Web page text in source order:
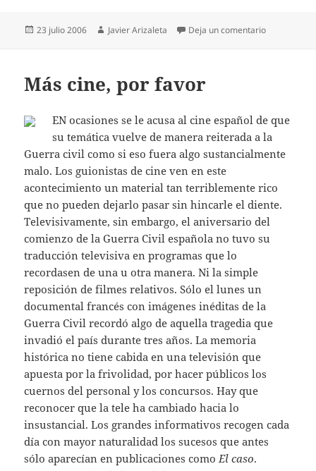
Publicado
23 julio 2006 Autor
Javier Arizaleta Deja un comentarioen De cabo
Más cine, por favor
EN ocasiones se le acusa al cine español de que
su temática vuelve de manera reiterada a la
Guerra civil como si eso fuera algo sustancialmente
malo. Los guionistas de cine ven en este
acontecimiento un material tan terriblemente rico
que no pueden dejarlo pasar sin hincarle el diente.
Televisivamente, sin embargo, el aniversario del
comienzo de la Guerra Civil española no tuvo su
traducción televisiva en programas que lo
recordasen de una u otra manera. Ni la simple
reposición de filmes relativos. Sólo el lunes un
documental francés con imágenes inéditas de la
Guerra Civil recordó algo de aquella tragedia que
invadió el país durante tres años. La memoria
histórica no tiene cabida en una televisión que
apuesta por la frivolidad, por hacer públicos los
cuernos del personal y los concursos. Hay que
reconocer que la tele ha cambiado hacia lo
insustancial. Los grandes informativos recogen cada
día con mayor naturalidad los sucesos que antes
sólo aparecían en publicaciones como El caso.